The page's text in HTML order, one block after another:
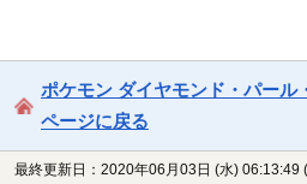
ポケモン ダイヤモンド・パール
ページに戻る
最終更新日：2020年06月03日 (水) 06:13:49